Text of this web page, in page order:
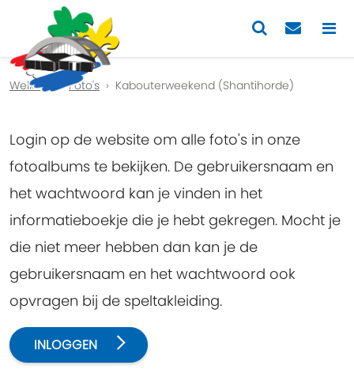
Previous
Welkom Foto's Kabouterweekend (Shantihorde)
Login op de website om alle foto's in onze
fotoalbums te bekijken. De gebruikersnaam en
het wachtwoord kan je vinden in het
informatieboekje die je hebt gekregen. Mocht je
die niet meer hebben dan kan je de
gebruikersnaam en het wachtwoord ook
opvragen bij de speltakleiding.
INLOGGEN